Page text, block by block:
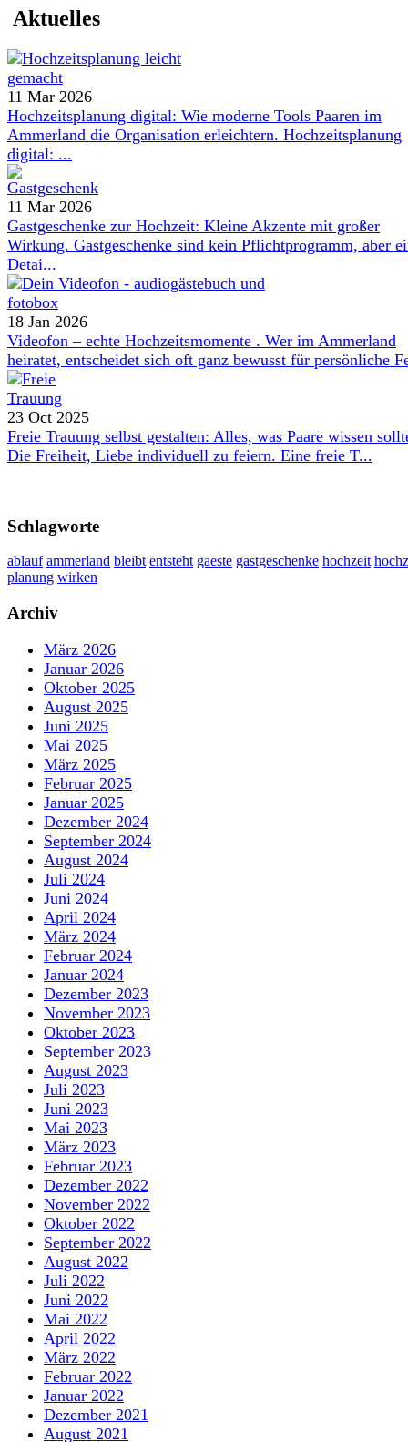
Aktuelles
11 Mar 2026
Hochzeitsplanung digital: Wie moderne Tools Paaren im
Ammerland die Organisation erleichtern. Hochzeitsplanung
digital: ...
11 Mar 2026
Gastgeschenke zur Hochzeit: Kleine Akzente mit großer
Wirkung. Gastgeschenke sind kein Pflichtprogramm, aber
Detai...
18 Jan 2026
Videofon – echte Hochzeitsmomente . Wer im Ammerland
heiratet, entscheidet sich oft ganz bewusst für persönliche
23 Oct 2025
Freie Trauung selbst gestalten: Alles, was Paare wissen
Die Freiheit, Liebe individuell zu feiern. Eine freie T...
Schlagworte
ablauf ammerland bleibt entsteht gaeste gastgeschenke hochzeit
planung wirken
Archiv
März 2026
Januar 2026
Oktober 2025
August 2025
Juni 2025
Mai 2025
März 2025
Februar 2025
Januar 2025
Dezember 2024
September 2024
August 2024
Juli 2024
Juni 2024
April 2024
März 2024
Februar 2024
Januar 2024
Dezember 2023
November 2023
Oktober 2023
September 2023
August 2023
Juli 2023
Juni 2023
Mai 2023
März 2023
Februar 2023
Dezember 2022
November 2022
Oktober 2022
September 2022
August 2022
Juli 2022
Juni 2022
Mai 2022
April 2022
März 2022
Februar 2022
Januar 2022
Dezember 2021
August 2021